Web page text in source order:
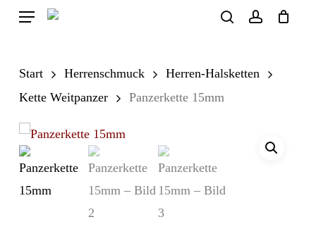
Skip
content
Menu
Start Herrenschmuck
Herren-Halsketten
Kette Weitpanzer
Panzerkette 15mm